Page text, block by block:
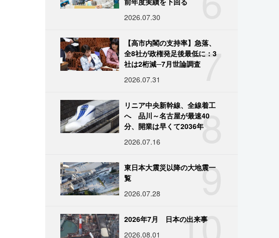
2026.07.30
7
【高市内閣の支持率】急落、
全8社が政権発足後最低に：3
社は2桁減─7月世論調査
2026.07.31
8
リニア中央新幹線、全線着工
へ 品川～名古屋が最速40
分、開業は早くて2036年
2026.07.16
9
東日本大震災以降の大地震一
覧
2026.07.28
10
2026年7月 日本の出来事
2026.08.01